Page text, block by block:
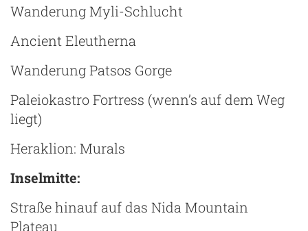
Wanderung Myli-Schlucht
Ancient Eleutherna
Wanderung Patsos Gorge
Paleiokastro Fortress (wenn’s auf dem Weg
liegt)
Heraklion: Murals
Inselmitte:
Straße hinauf auf das Nida Mountain
Plateau